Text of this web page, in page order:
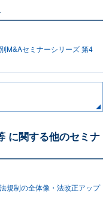
M&Aセミナーシリーズ 第4
に関する他のセミナ
規制の全体像・法改正アップ